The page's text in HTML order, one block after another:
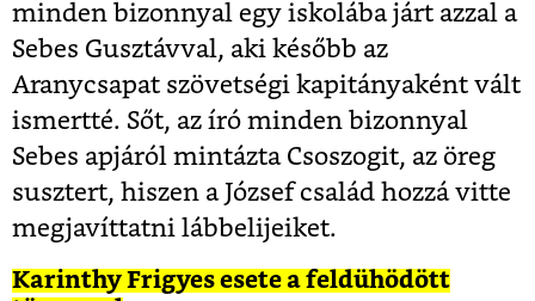
minden bizonnyal egy iskolába járt azzal a
Sebes Gusztávval, aki később az
Aranycsapat szövetségi kapitányaként vált
ismertté. Sőt, az író minden bizonnyal
Sebes apjáról mintázta Csoszogit, az öreg
susztert, hiszen a József család hozzá vitte
megjavíttatni lábbelijeiket.
Karinthy Frigyes esete a feldühödött